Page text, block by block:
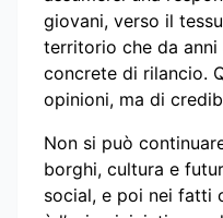
giovani, verso il
territorio che da
concrete di rilancio.
opinioni, ma di
Non si può
borghi, cultura e
social, e poi nei fatti